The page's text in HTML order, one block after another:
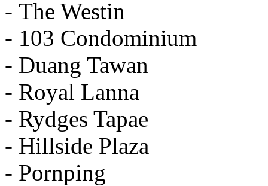
- The Westin
- 103 Condominium
- Duang Tawan
- Royal Lanna
- Rydges Tapae
- Hillside Plaza
- Pornping